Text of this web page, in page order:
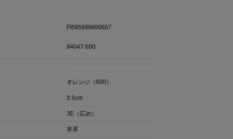
FI5856BW00607
84047 600
オレンジ（600）
3.5cm
3E（広め）
本革